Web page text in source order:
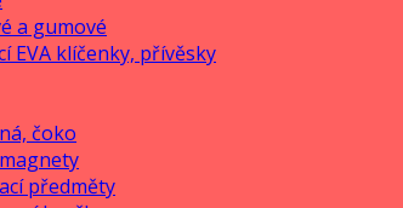
a gumové
EVA klíčenky, přívěsky
čoko
předměty